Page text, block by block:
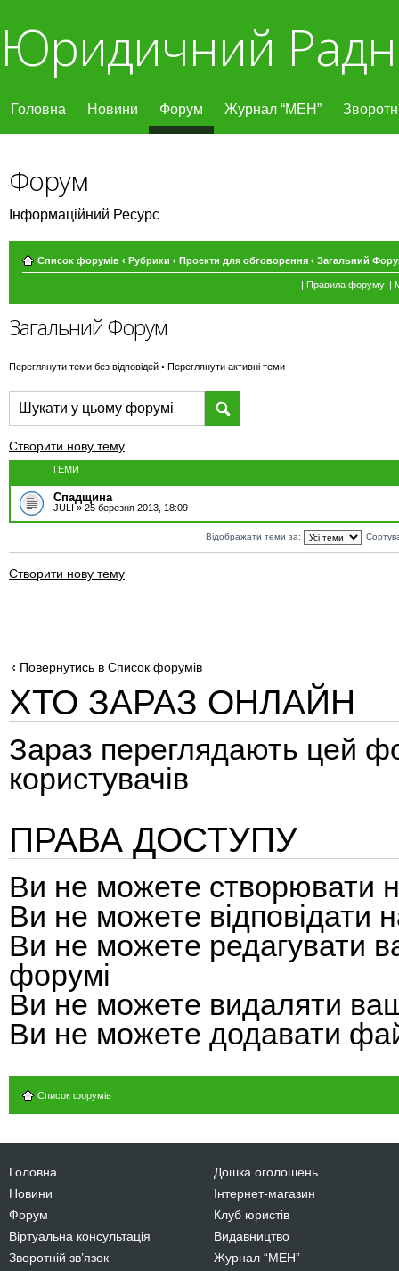
Юридичний
Головна Новини Форум Журнал “МЕН”
Форум
Інформаційний Ресурс
Список форумів ‹ Рубрики ‹ Проекти для обговорення ‹ Загальний
| Правила форуму |
Загальний Форум
Переглянути теми без відповідей • Переглянути активні теми
Створити нову тему
ТЕМИ
Спадщина
JULI» 25 березня 2013, 18:09
Відображати теми за:
Створити нову тему
Повернутись в Список форумів
ХТО ЗАРАЗ ОНЛАЙН
Зараз переглядають цей
користувачів
ПРАВА ДОСТУПУ
Ви не можете створювати
Ви не можете відповідати
Ви не можете редагувати
форумі
Ви не можете видаляти
Ви не можете додавати
Список форумів
Головна
Новини
Форум
Віртуальна консультація
Зворотній зв’язок
Дошка оголошень
Інтернет-магазин
Клуб юристів
Видавництво
Журнал “МЕН”